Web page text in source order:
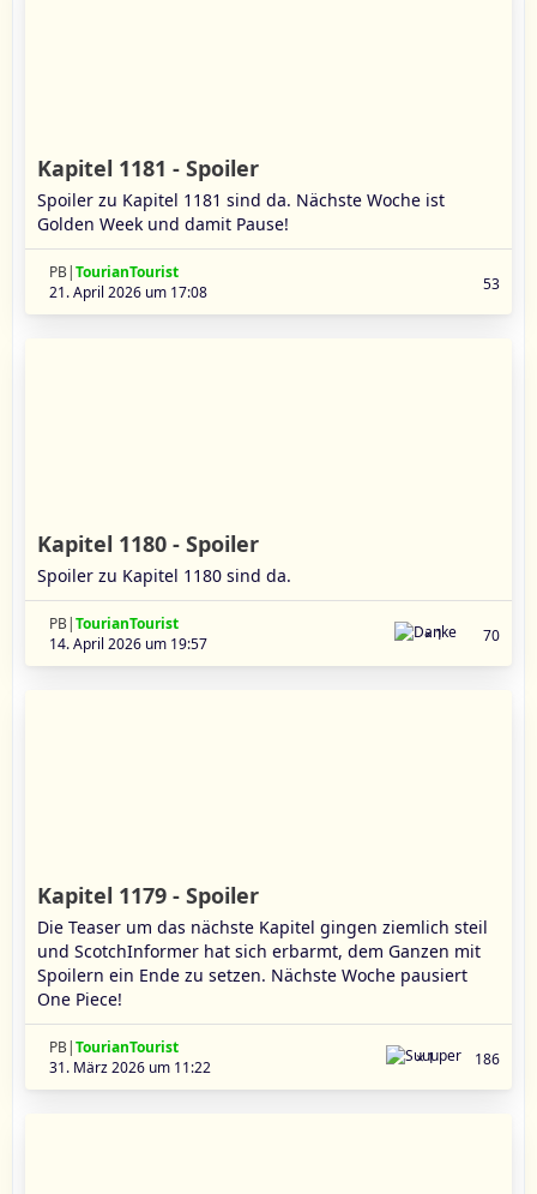
Kapitel 1181 - Spoiler
Spoiler zu Kapitel 1181 sind da. Nächste Woche ist
Golden Week und damit Pause!
PB|TourianTourist
21. April 2026 um 17:08
53
Kapitel 1180 - Spoiler
Spoiler zu Kapitel 1180 sind da.
PB|TourianTourist
14. April 2026 um 19:57
1 70
Kapitel 1179 - Spoiler
Die Teaser um das nächste Kapitel gingen ziemlich steil
und ScotchInformer hat sich erbarmt, dem Ganzen mit
Spoilern ein Ende zu setzen. Nächste Woche pausiert
One Piece!
PB|TourianTourist
31. März 2026 um 11:22
1 186